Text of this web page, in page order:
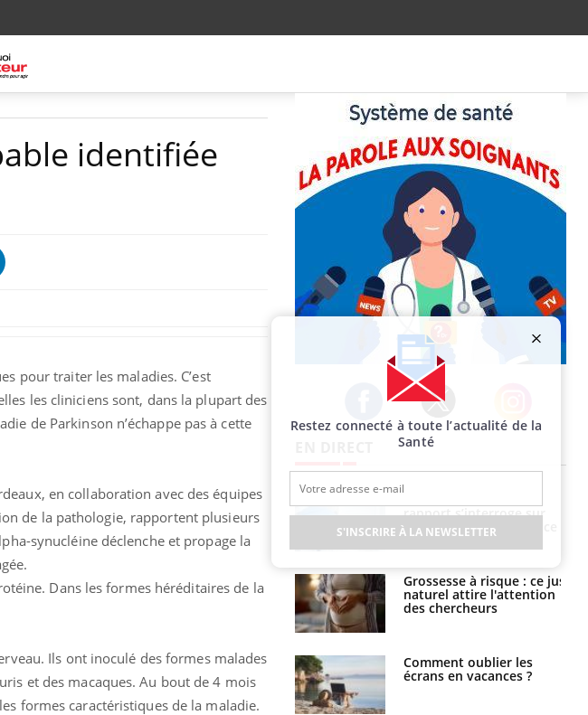
identifiée
pour traiter les maladies. C’est
les cliniciens sont, dans la plupart des
de Parkinson n’échappe pas à cette
en collaboration avec des équipes
de la pathologie, rapportent plusieurs
synucléine déclenche et propage la
Dans les formes héréditaires de la
Ils ont inoculé des formes malades
et des macaques. Au bout de 4 mois
formes caractéristiques de la maladie.
Facebook Twitter Instagram
!
Syndrome métabolique :
quels sont les meilleurs
exercices physiques ?
Comment éviter une otite
pendant les vacances ?
Hantavirus : un cas
détecté chez un touriste
en France
rapport s’interroge sur
son taux élevé en France
Grossesse à risque : ce jus
naturel attire l'attention
des chercheurs
Comment oublier les
écrans en vacances ?
Restez connecté à toute l’actualité de la
Santé
S'INSCRIRE À LA NEWSLETTER